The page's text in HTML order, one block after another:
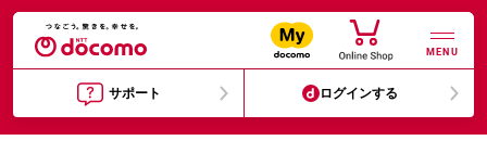
MENU
サポート ログインする